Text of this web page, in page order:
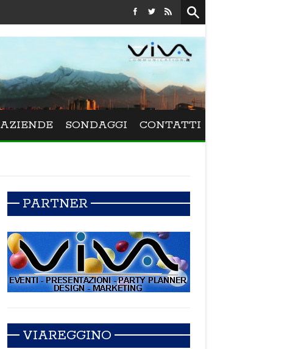
Festival La Versiliana - Maurizio Schweizer
AZIENDE SONDAGGI CONTATTI
PARTNER
VIAREGGINO